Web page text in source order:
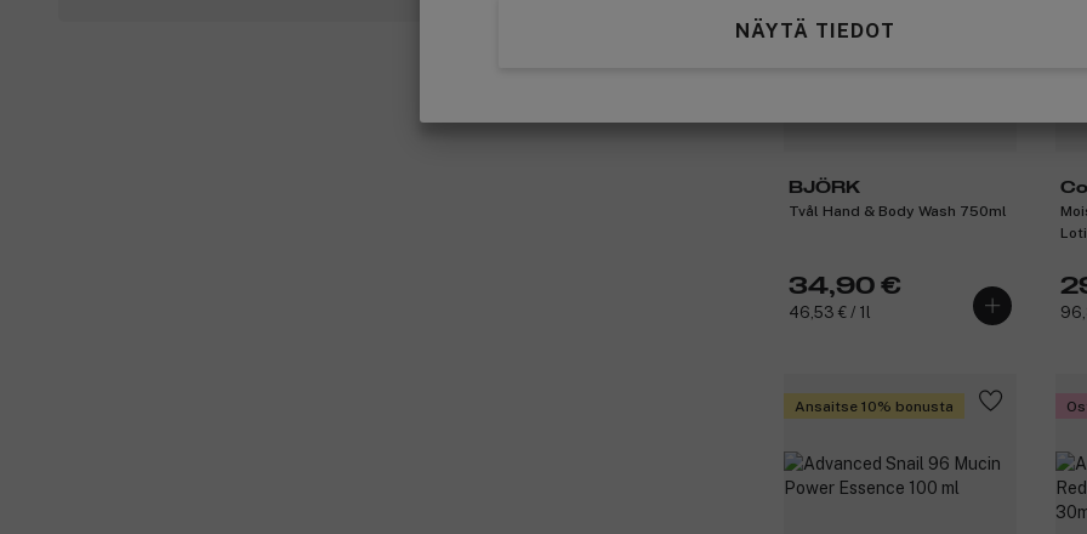
NÄYTÄ TIEDOT
BJÖRK
Tvål Hand & Body Wash 750ml
34,90 €
46,53 € / 1l
Ansaitse 10% bonusta